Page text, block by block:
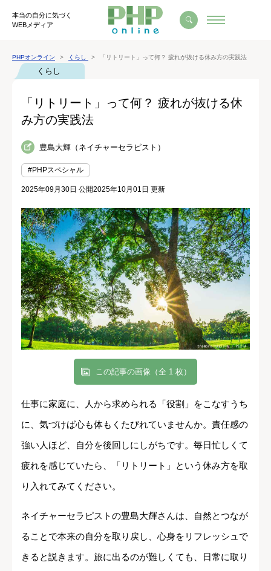
本当の自分に気づく
WEBメディア
PHPオンライン くらし 「リトリート」って何？ 疲れが抜ける休み方の実践法
くらし
「リトリート」って何？ 疲れが抜ける休
み方の実践法
豊島大輝（ネイチャーセラピスト）
#PHPスペシャル
2025年09月30日 公開2025年10月01日 更新
この記事の画像（全 1 枚）
仕事に家庭に、人から求められる「役割」をこなすうち
に、気づけば心も体もくたびれていませんか。責任感の
強い人ほど、自分を後回しにしがちです。毎日忙しくて
疲れを感じていたら、「リトリート」という休み方を取
り入れてみてください。
ネイチャーセラピストの豊島大輝さんは、自然とつなが
ることで本来の自分を取り戻し、心身をリフレッシュで
きると説きます。旅に出るのが難しくても、日常に取り